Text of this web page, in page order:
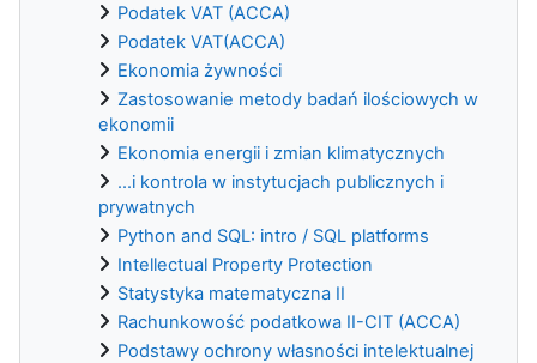
Podatek VAT (ACCA)
Podatek VAT(ACCA)
Ekonomia żywności
Zastosowanie metody badań ilościowych w
ekonomii
Ekonomia energii i zmian klimatycznych
...i kontrola w instytucjach publicznych i
prywatnych
Python and SQL: intro / SQL platforms
Intellectual Property Protection
Statystyka matematyczna II
Rachunkowość podatkowa II-CIT (ACCA)
Podstawy ochrony własności intelektualnej